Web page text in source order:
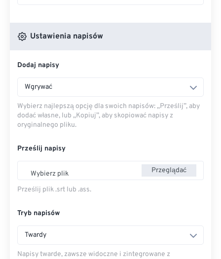
Ustawienia napisów
Dodaj napisy
Wgrywać
Wybierz najlepszą opcję dla swoich napisów: „Prześlij”, aby
dodać własne, lub „Kopiuj”, aby skopiować napisy z
oryginalnego pliku.
Prześlij napisy
Wybierz plik Przeglądać
Prześlij plik .srt lub .ass.
Tryb napisów
Twardy
Napisy twarde, zawsze widoczne i zintegrowane z